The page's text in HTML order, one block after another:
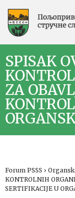
SPISAK
ZA
Forum PSSS ›
KONTROLNIH
SERTIFIKACIJE U